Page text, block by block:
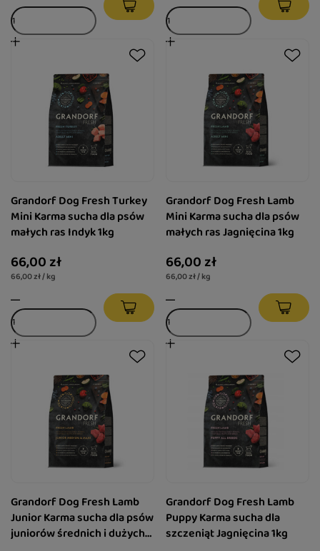
Grandorf Dog Fresh Turkey
Mini Karma sucha dla psów
małych ras Indyk 1kg
66,00 zł
66,00 zł / kg
Grandorf Dog Fresh Lamb
Mini Karma sucha dla psów
małych ras Jagnięcina 1kg
66,00 zł
66,00 zł / kg
Grandorf Dog Fresh Lamb
Junior Karma sucha dla psów
juniorów średnich i dużych
Grandorf Dog Fresh Lamb
Puppy Karma sucha dla
szczeniąt Jagnięcina 1kg